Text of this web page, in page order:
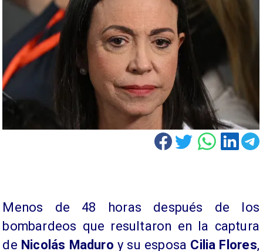
Menos de 48 horas después de los
bombardeos que resultaron en la captura
de Nicolás Maduro y su esposa Cilia Flores,